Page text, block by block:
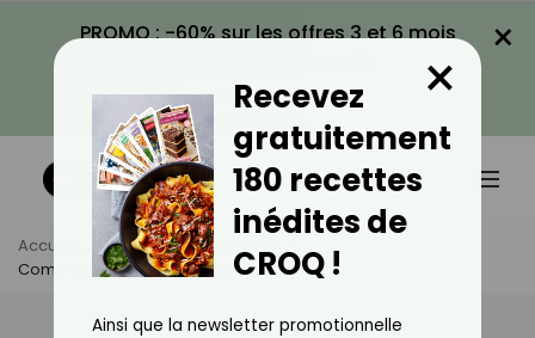
PROMO : -60% sur les offres 3 et 6 mois
VOIR LA PROMO
×
Accueil Actus
Alimentation
Comment Cuisiner Les Haricots Verts ?
Recevez
gratuitement
180 recettes
inédites de
CROQ !
×
Ainsi que la newsletter promotionnelle